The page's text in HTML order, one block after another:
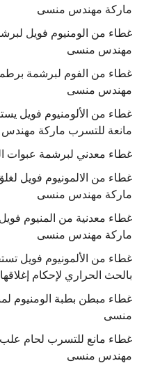
ماركة مهندس منسى
غطاء من الومنيوم فويل
مهندس منسى
غطاء من الفوم لبرشمة
مهندس منسى
غطاء من الألومنيوم فويل
مانعة للتسرب ماركة
غطاء معدني لبرشمة عبوات
غطاء من الالمونيوم فويل
ماركة مهندس منسى
غطاء معدنية من المنيوم
ماركة مهندس منسى
غطاء من الألمونيوم فويل
بالحث الحراري لإحكام
غطاء مبطن بطبة الومنيوم
منسى
غطاء مانع للتسرب لحام
مهندس منسى